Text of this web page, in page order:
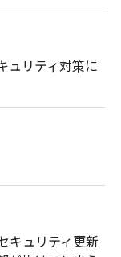
ュリティ対策に
キュリティ更新